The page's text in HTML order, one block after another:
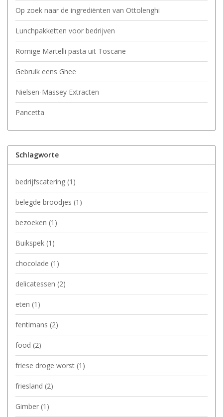
Op zoek naar de ingrediënten van Ottolenghi
Lunchpakketten voor bedrijven
Romige Martelli pasta uit Toscane
Gebruik eens Ghee
Nielsen-Massey Extracten
Pancetta
Schlagworte
bedrijfscatering (1)
belegde broodjes (1)
bezoeken (1)
Buikspek (1)
chocolade (1)
delicatessen (2)
eten (1)
fentimans (2)
food (2)
friese droge worst (1)
friesland (2)
Gimber (1)